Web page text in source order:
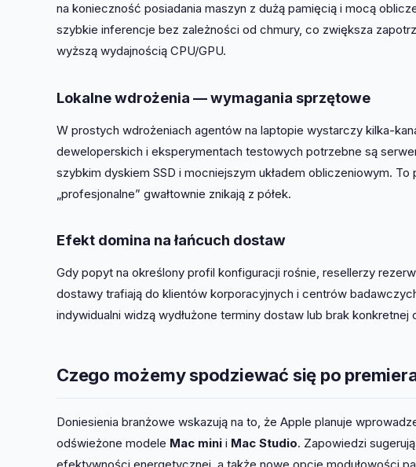
na konieczność posiadania maszyn z dużą pamięcią i mocą
szybkie inferencje bez zależności od chmury, co zwiększa
wyższą wydajnością CPU/GPU.
Lokalne wdrożenia — wymagania sprzętowe
W prostych wdrożeniach agentów na laptopie wystarczy kilka-
deweloperskich i eksperymentach testowych potrzebne są
szybkim dyskiem SSD i mocniejszym układem obliczeniowym.
„profesjonalne” gwałtownie znikają z półek.
Efekt domina na łańcuch dostaw
Gdy popyt na określony profil konfiguracji rośnie, resellerzy
dostawy trafiają do klientów korporacyjnych i centrów
indywidualni widzą wydłużone terminy dostaw lub brak
Czego możemy spodziewać się po
Doniesienia branżowe wskazują na to, że Apple planuje
odświeżone modele Mac mini i Mac Studio. Zapowiedzi